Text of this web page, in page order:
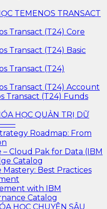
TEMENOS TRANSACT
Transact (T24) Core
Transact (T24) Basic
Transact (T24)
Transact (T24) Account
Transact (T24) Funds
HỌC QUẢN TRỊ DỮ
Roadmap: From
Cloud Pak for Data (IBM
Catalog
Best Practices
with IBM
Catalog
CHUYÊN SÂU